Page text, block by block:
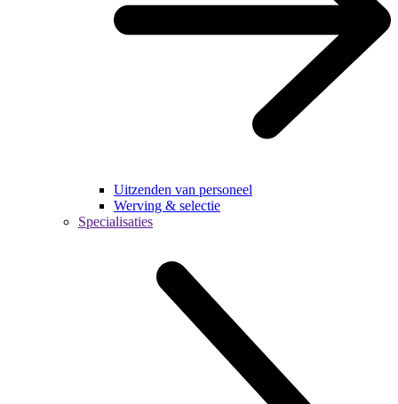
Uitzenden van personeel
Werving & selectie
Specialisaties